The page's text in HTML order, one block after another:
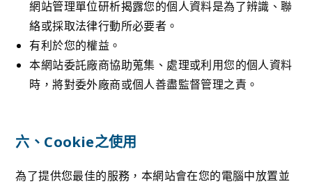
網站管理單位研析揭露您的個人資料是為了辨識、聯
絡或採取法律行動所必要者。
有利於您的權益。
本網站委託廠商協助蒐集、處理或利用您的個人資料
時，將對委外廠商或個人善盡監督管理之責。
六、Cookie之使用
為了提供您最佳的服務，本網站會在您的電腦中放置並